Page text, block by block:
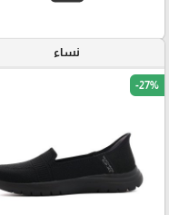
نساء
-27%